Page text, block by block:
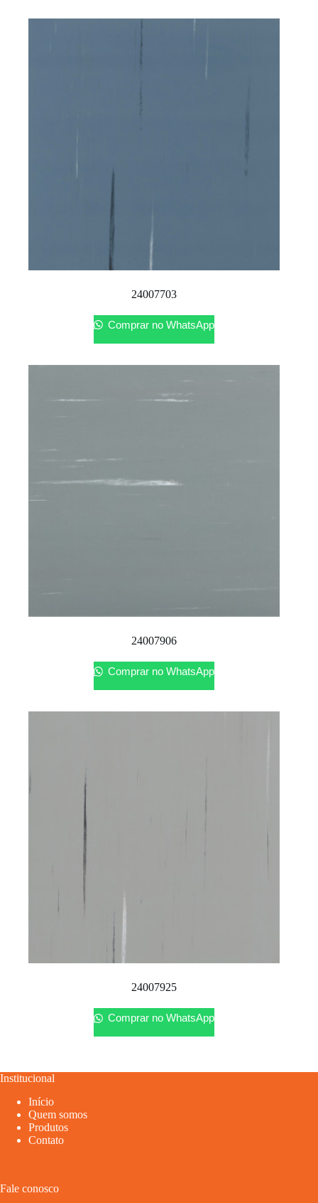
24007703
Comprar no WhatsApp
24007906
Comprar no WhatsApp
24007925
Comprar no WhatsApp
Institucional
Início
Quem somos
Produtos
Contato
Fale conosco